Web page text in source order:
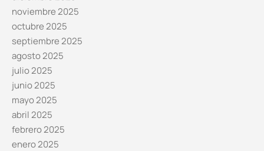
noviembre 2025
octubre 2025
septiembre 2025
agosto 2025
julio 2025
junio 2025
mayo 2025
abril 2025
febrero 2025
enero 2025